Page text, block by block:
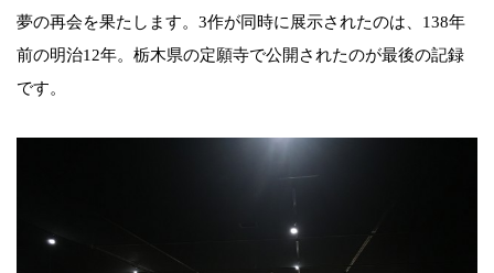
夢の再会を果たします。3作が同時に展示されたのは、138年
前の明治12年。栃木県の定願寺で公開されたのが最後の記録
です。